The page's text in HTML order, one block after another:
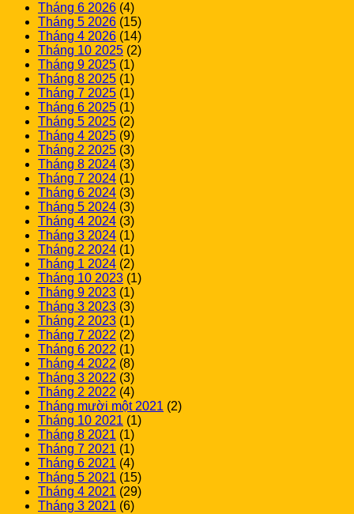
Tháng 6 2026 (4)
Tháng 5 2026 (15)
Tháng 4 2026 (14)
Tháng 10 2025 (2)
Tháng 9 2025 (1)
Tháng 8 2025 (1)
Tháng 7 2025 (1)
Tháng 6 2025 (1)
Tháng 5 2025 (2)
Tháng 4 2025 (9)
Tháng 2 2025 (3)
Tháng 8 2024 (3)
Tháng 7 2024 (1)
Tháng 6 2024 (3)
Tháng 5 2024 (3)
Tháng 4 2024 (3)
Tháng 3 2024 (1)
Tháng 2 2024 (1)
Tháng 1 2024 (2)
Tháng 10 2023 (1)
Tháng 9 2023 (1)
Tháng 3 2023 (3)
Tháng 2 2023 (1)
Tháng 7 2022 (2)
Tháng 6 2022 (1)
Tháng 4 2022 (8)
Tháng 3 2022 (3)
Tháng 2 2022 (4)
Tháng mười một 2021 (2)
Tháng 10 2021 (1)
Tháng 8 2021 (1)
Tháng 7 2021 (1)
Tháng 6 2021 (4)
Tháng 5 2021 (15)
Tháng 4 2021 (29)
Tháng 3 2021 (6)